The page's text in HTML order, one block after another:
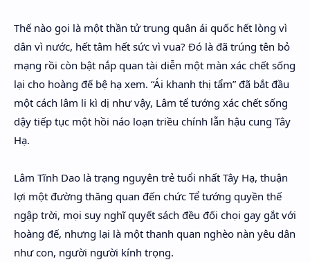
Thế nào gọi là một thần tử trung quân ái quốc hết lòng vì
dân vì nước, hết tâm hết sức vì vua? Đó là đã trúng tên bỏ
mạng rồi còn bật nắp quan tài diễn một màn xác chết sống
lại cho hoàng đế bệ hạ xem. “Ái khanh thị tẩm” đã bắt đầu
một cách lâm li kì dị như vậy, Lâm tể tướng xác chết sống
dậy tiếp tục một hồi náo loạn triều chính lẫn hậu cung Tây
Hạ.
Lâm Tĩnh Dao là trạng nguyên trẻ tuổi nhất Tây Hạ, thuận
lợi một đường thăng quan đến chức Tể tướng quyền thế
ngập trời, mọi suy nghĩ quyết sách đều đối chọi gay gắt với
hoàng đế, nhưng lại là một thanh quan nghèo nàn yêu dân
như con, người người kính trọng.